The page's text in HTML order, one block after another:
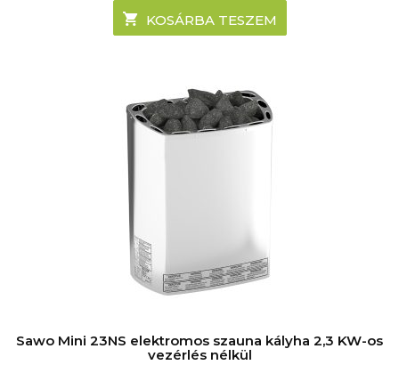
92
490 Ft.
69
900 Ft.
KOSÁRBA TESZEM
Sawo Mini 23NS elektromos szauna kályha 2,3 KW-os
vezérlés nélkül